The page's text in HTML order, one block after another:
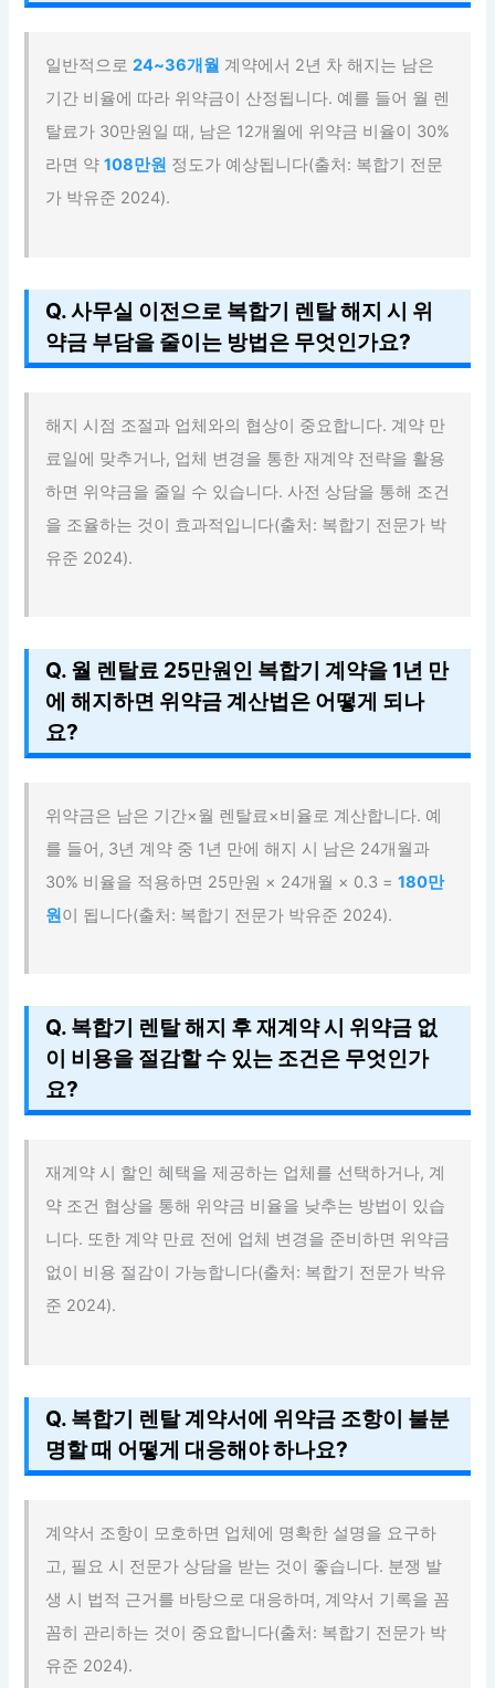
일반적으로24~36개월 계약에서 2년 차 해지는 남은
기간 비율에 따라 위약금이 산정됩니다. 예를 들어 월 렌
탈료가 30만원일 때, 남은 12개월에 위약금 비율이 30%
라면 약108만원 정도가 예상됩니다(출처: 복합기 전문
가 박유준 2024).
Q. 사무실 이전으로 복합기 렌탈 해지 시 위
약금 부담을 줄이는 방법은 무엇인가요?
해지 시점 조절과 업체와의 협상이 중요합니다. 계약 만
료일에 맞추거나, 업체 변경을 통한 재계약 전략을 활용
하면 위약금을 줄일 수 있습니다. 사전 상담을 통해 조건
을 조율하는 것이 효과적입니다(출처: 복합기 전문가 박
유준 2024).
Q. 월 렌탈료 25만원인 복합기 계약을 1년 만
에 해지하면 위약금 계산법은 어떻게 되나
요?
위약금은 남은 기간×월 렌탈료×비율로 계산합니다. 예
를 들어, 3년 계약 중 1년 만에 해지 시 남은 24개월과
30% 비율을 적용하면 25만원 × 24개월 × 0.3 =180만
원이 됩니다(출처: 복합기 전문가 박유준 2024).
Q. 복합기 렌탈 해지 후 재계약 시 위약금 없
이 비용을 절감할 수 있는 조건은 무엇인가
요?
재계약 시 할인 혜택을 제공하는 업체를 선택하거나, 계
약 조건 협상을 통해 위약금 비율을 낮추는 방법이 있습
니다. 또한 계약 만료 전에 업체 변경을 준비하면 위약금
없이 비용 절감이 가능합니다(출처: 복합기 전문가 박유
준 2024).
Q. 복합기 렌탈 계약서에 위약금 조항이 불분
명할 때 어떻게 대응해야 하나요?
계약서 조항이 모호하면 업체에 명확한 설명을 요구하
고, 필요 시 전문가 상담을 받는 것이 좋습니다. 분쟁 발
생 시 법적 근거를 바탕으로 대응하며, 계약서 기록을 꼼
꼼히 관리하는 것이 중요합니다(출처: 복합기 전문가 박
유준 2024).